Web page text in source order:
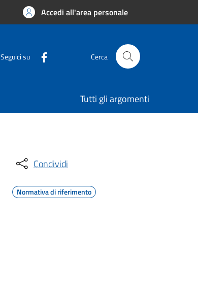
Accedi all'area personale
Seguici su Cerca
Tutti gli argomenti
Condividi
Normativa di riferimento